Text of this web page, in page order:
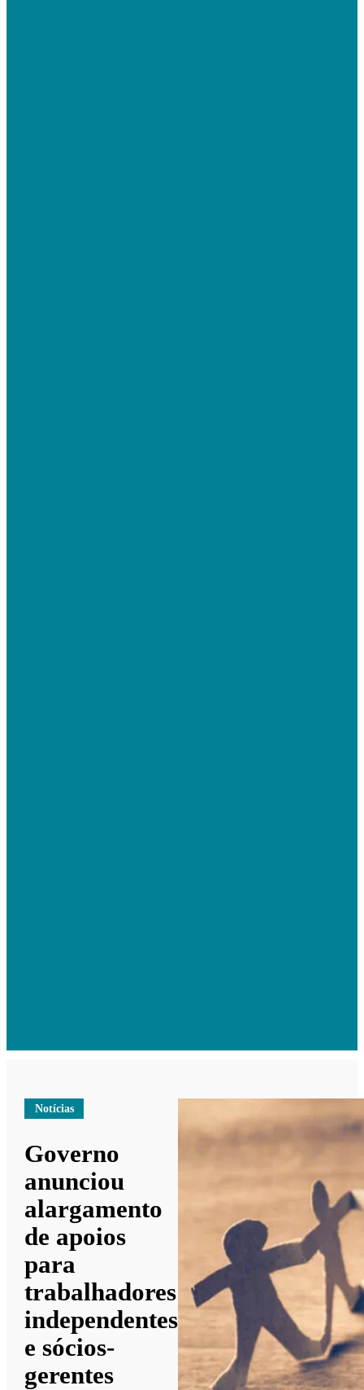
Notícias
Governo
anunciou
alargamento
de apoios
para
trabalhadores
independentes
e sócios-
gerentes